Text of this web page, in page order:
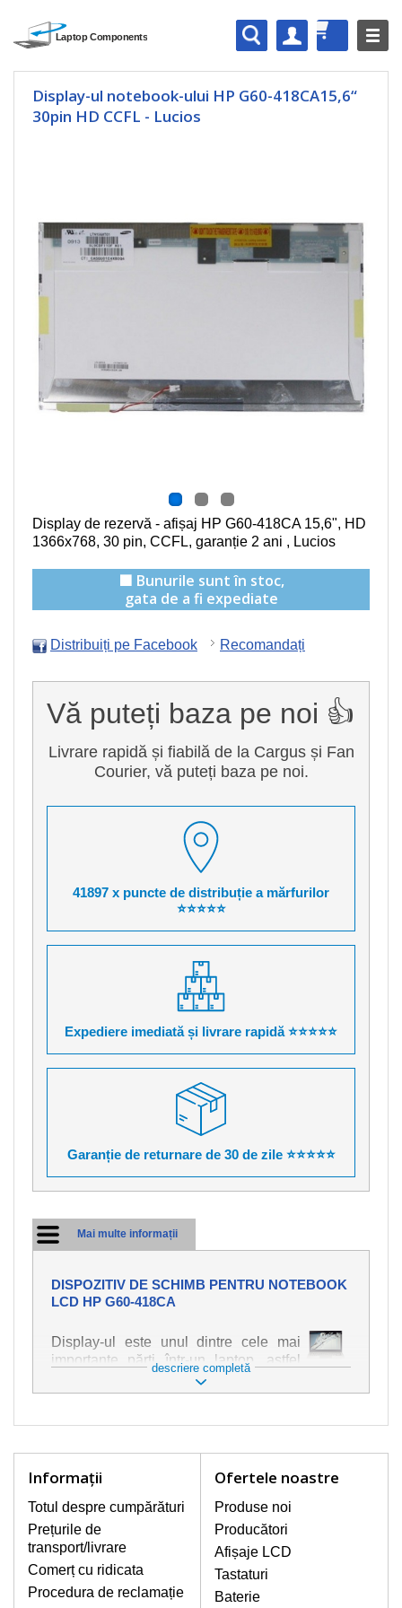
Display-ul notebook-ului HP G60-418CA15,6“
30pin HD CCFL - Lucios
Display de rezervă - afișaj HP G60-418CA 15,6", HD
1366x768, 30 pin, CCFL, garanție 2 ani , Lucios
🟩 Bunurile sunt în stoc,
gata de a fi expediate
Distribuiți pe Facebook Recomandați
Vă puteți baza pe noi 👍
Livrare rapidă și fiabilă de la Cargus și Fan
Courier, vă puteți baza pe noi.
41897 x puncte de distribuție a mărfurilor
⭐⭐⭐⭐⭐
Expediere imediată și livrare rapidă ⭐⭐⭐⭐⭐
Garanție de returnare de 30 de zile ⭐⭐⭐⭐⭐
Mai multe informații
DISPOZITIV DE SCHIMB PENTRU NOTEBOOK
LCD HP G60-418CA
Display-ul este unul dintre cele mai
importante părți într-un laptop, astfel
încât ne străduim să oferim piese de
schimb de cea mai bună calitate.
ul cu cea mai mare atenție. Cele mai
natură mecanică, cum ar fi afișajul rupt
sau crăpat. În plus, dungile verticale,
afișajul neiluminat, luminozitatea
intermitentă sau neuniformă
AFIŞAJE/DISPLAY LCD
descriere completă
Informaţii
Totul despre cumpărături
Prețurile de
transport/livrare
Comerț cu ridicata
Procedura de reclamație
Ofertele noastre
Produse noi
Producători
Afișaje LCD
Tastaturi
Baterie